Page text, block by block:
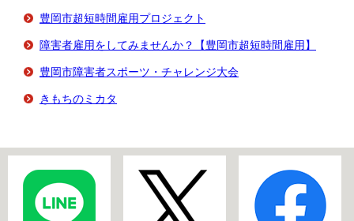
豊岡市超短時間雇用プロジェクト
障害者雇用をしてみませんか？【豊岡市超短時間雇用】
豊岡市障害者スポーツ・チャレンジ大会
きもちのミカタ